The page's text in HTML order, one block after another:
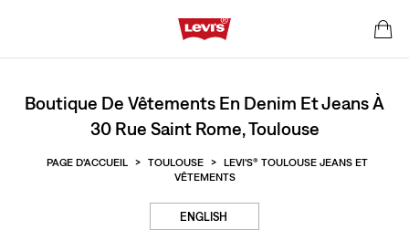
Boutique De Vêtements En Denim Et Jeans À
30 Rue Saint Rome, Toulouse
PAGE D'ACCUEIL > TOULOUSE > LEVI'S® TOULOUSE JEANS ET
VÊTEMENTS
ENGLISH